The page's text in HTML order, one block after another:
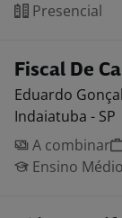
Presencial
Fiscal De
Eduardo
Indaiatuba - SP
A combinar
Ensino